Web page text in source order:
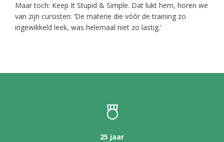
Maar toch: Keep It Stupid & Simple. Dat lukt hem, horen we
van zijn cursisten: ‘De materie die vóór de training zo
ingewikkeld leek, was helemaal niet zo lastig.’
25 jaar